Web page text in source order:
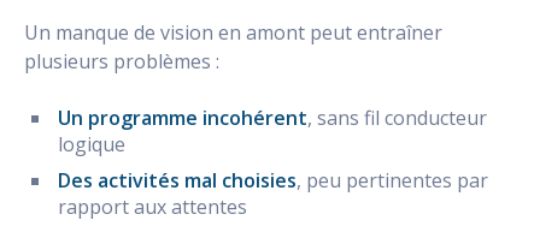
Un manque de vision en amont peut entraîner
plusieurs problèmes :
Un programme incohérent, sans fil conducteur
logique
Des activités mal choisies, peu pertinentes par
rapport aux attentes